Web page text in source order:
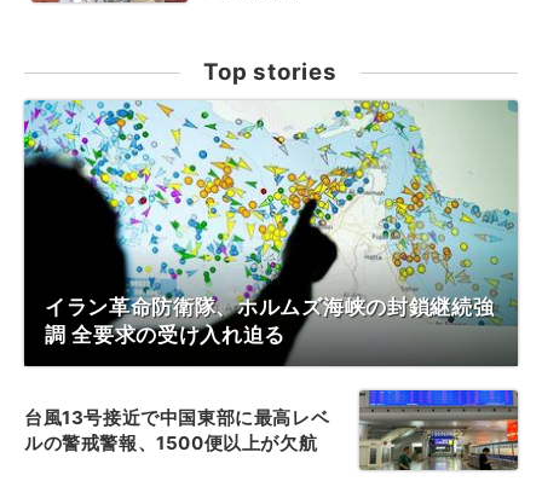
Top stories
イラン革命防衛隊、ホルムズ海峡の封鎖継続強
調 全要求の受け入れ迫る
台風13号接近で中国東部に最高レベ
ルの警戒警報、1500便以上が欠航